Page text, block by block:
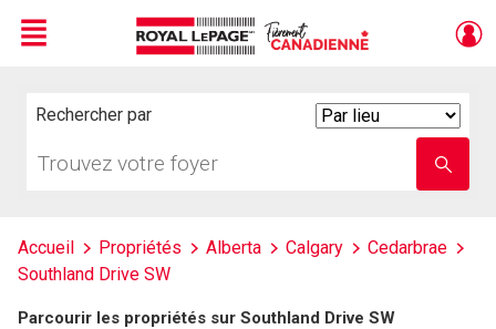
Menu
Rechercher par
votre
nom
Accueil Propriétés Alberta Calgary
Cedarbrae
Southland Drive SW
Parcourir les propriétés sur Southland Drive SW